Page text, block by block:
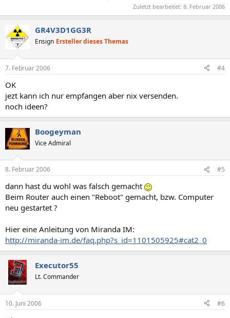
Zuletzt bearbeitet: 8. Februar 2006
GR4V3D1GG3R
Ensign Ersteller dieses Themas
7. Februar 2006 #4
OK
jezt kann ich nur empfangen aber nix versenden.
noch ideen?
Boogeyman
Vice Admiral
8. Februar 2006 #5
dann hast du wohl was falsch gemacht
Beim Router auch einen "Reboot" gemacht, bzw. Computer
neu gestartet ?
Hier eine Anleitung von Miranda IM:
http://miranda-im.de/faq.php?s_id=1101505925#cat2_0
Executor55
Lt. Commander
10. Juni 2006 #6